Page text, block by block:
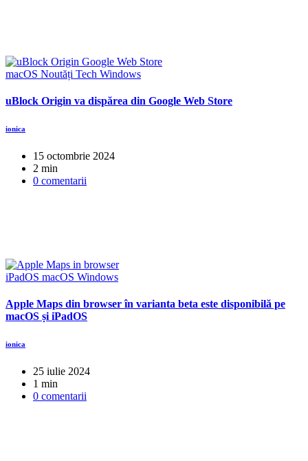
macOS Noutăți Tech Windows
uBlock Origin va dispărea din Google Web Store
ionica
15 octombrie 2024
2 min
0 comentarii
iPadOS macOS Windows
Apple Maps din browser în varianta beta este disponibilă pe
macOS și iPadOS
ionica
25 iulie 2024
1 min
0 comentarii